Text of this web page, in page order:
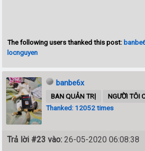
The following users thanked this post:
locnguyen
banbe6x
BAN QUẢN TRỊ
NGƯỜI TÔI
Thanked: 12052 times
Trả lời #23 vào: 26-05-2020 06:08:38